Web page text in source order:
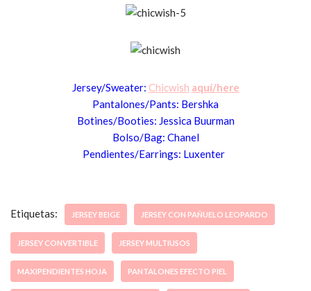
Jersey/Sweater: Chicwish aquí/here
Pantalones/Pants: Bershka
Botines/Booties: Jessica Buurman
Bolso/Bag: Chanel
Pendientes/Earrings: Luxenter
Etiquetas: JERSEY BEIGE JERSEY CON PAÑUELO LEOPARDO
JERSEY CONVERTIBLE JERSEY MULTIUSOS
MAXIPENDIENTES HOJA PANTALONES EFECTO PIEL